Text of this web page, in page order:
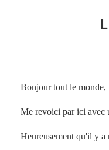
Bonjour tout le monde,
Me revoici par ici avec
Heureusement qu'il y a